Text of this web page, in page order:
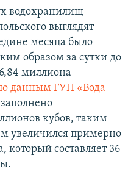
водохранилищ –
выглядят
месяца было
образом за сутки до
миллиона
данным ГУП «Вода
кубов, таким
увеличился примерно
который составляет 36